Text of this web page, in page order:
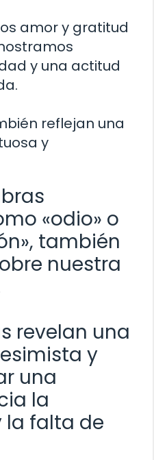
amor y gratitud
y una actitud
reflejan una
y
«odio» o
también
nuestra
revelan una
y
una
la
la falta de